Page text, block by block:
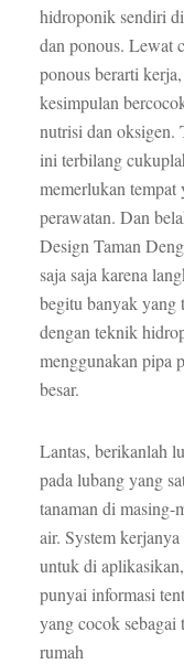
hidroponik sendiri
dan ponous. Lewat
ponous berarti
kesimpulan
nutrisi dan oksigen.
ini terbilang
memerlukan tempat
perawatan. Dan
Design Taman
saja saja karena
begitu banyak yang
dengan teknik
menggunakan pipa
besar.
Lantas, berikanlah
pada lubang yang
tanaman di masing-
air. System
untuk di
punyai informasi
yang cocok sebagai
rumah